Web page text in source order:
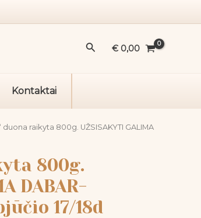
Paieška
€ 0,00
Kontaktai
duona raikyta 800g. UŽSISAKYTI GALIMA
800g.
DABAR-
17/18d
UŽSISAKYTI
Rugpjūčio
17/18d